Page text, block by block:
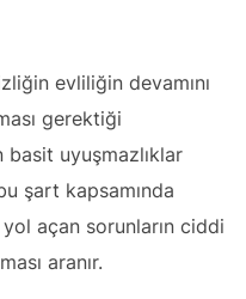
evliliğin devamını
gerektiği
basit uyuşmazlıklar
şart kapsamında
açan sorunların ciddi
aranır.